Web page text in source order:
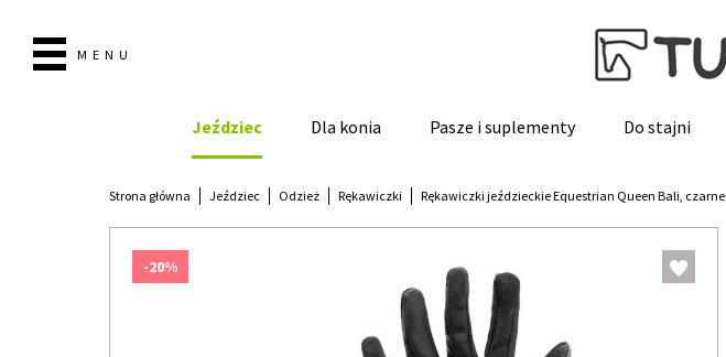
MENU
Jeździec Dla konia Pasze i suplementy Do stajni
Strona główna Jeździec Odzież Rękawiczki Rękawiczki jeździeckie Equestrian Queen Bali, czarne
-20%